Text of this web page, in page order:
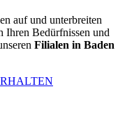
auf und unterbreiten
Ihren Bedürfnissen und
Filialen in Baden